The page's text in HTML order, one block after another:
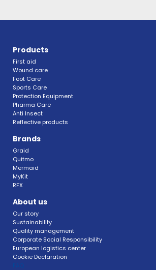
Products
First aid
Wound care
Foot Care
Sports Care
Protection Equipment
Pharma Care
Anti Insect
Reflective products
Brands
Graid
Quitmo
Mermaid
MyKit
RFX
About us
Our story
Sustainability
Quality management
Corporate Social Responsibility
European logistics center
Cookie Declaration
FAQ